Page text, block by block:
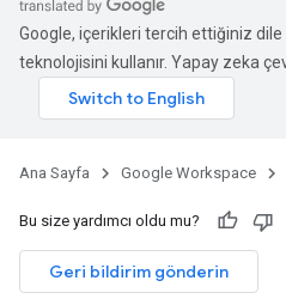
Google, içerikleri tercih ettiğiniz
teknolojisini kullanır. Yapay zeka
Ana Sayfa Google Workspace
Bu size yardımcı oldu mu?
Geri bildirim gönderin